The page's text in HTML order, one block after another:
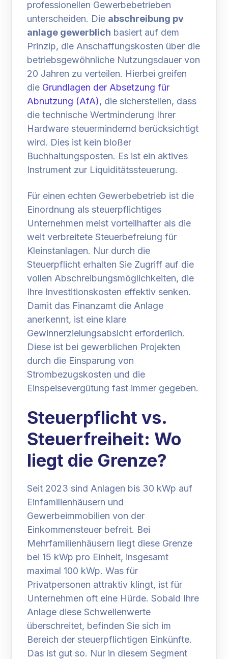
professionellen Gewerbebetrieben
unterscheiden. Die abschreibung pv
anlage gewerblich basiert auf dem
Prinzip, die Anschaffungskosten über die
betriebsgewöhnliche Nutzungsdauer von
20 Jahren zu verteilen. Hierbei greifen
die Grundlagen der Absetzung für
Abnutzung (AfA), die sicherstellen, dass
die technische Wertminderung Ihrer
Hardware steuermindernd berücksichtigt
wird. Dies ist kein bloßer
Buchhaltungsposten. Es ist ein aktives
Instrument zur Liquiditätssteuerung.
Für einen echten Gewerbebetrieb ist die
Einordnung als steuerpflichtiges
Unternehmen meist vorteilhafter als die
weit verbreitete Steuerbefreiung für
Kleinstanlagen. Nur durch die
Steuerpflicht erhalten Sie Zugriff auf die
vollen Abschreibungsmöglichkeiten, die
Ihre Investitionskosten effektiv senken.
Damit das Finanzamt die Anlage
anerkennt, ist eine klare
Gewinnerzielungsabsicht erforderlich.
Diese ist bei gewerblichen Projekten
durch die Einsparung von
Strombezugskosten und die
Einspeisevergütung fast immer gegeben.
Steuerpflicht vs.
Steuerfreiheit: Wo
liegt die Grenze?
Seit 2023 sind Anlagen bis 30 kWp auf
Einfamilienhäusern und
Gewerbeimmobilien von der
Einkommensteuer befreit. Bei
Mehrfamilienhäusern liegt diese Grenze
bei 15 kWp pro Einheit, insgesamt
maximal 100 kWp. Was für
Privatpersonen attraktiv klingt, ist für
Unternehmen oft eine Hürde. Sobald Ihre
Anlage diese Schwellenwerte
überschreitet, befinden Sie sich im
Bereich der steuerpflichtigen Einkünfte.
Das ist gut so. Nur in diesem Segment